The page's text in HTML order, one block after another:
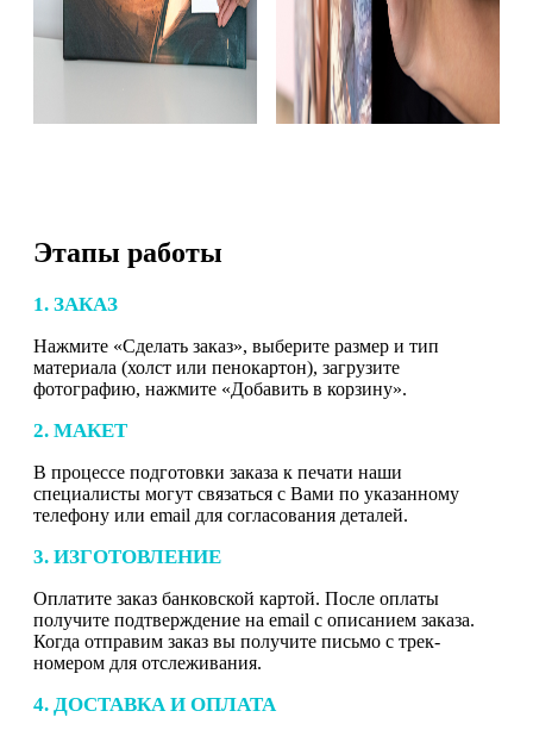
Этапы работы
1. ЗАКАЗ
Нажмите «Сделать заказ», выберите размер и тип
материала (холст или пенокартон), загрузите
фотографию, нажмите «Добавить в корзину».
2. МАКЕТ
В процессе подготовки заказа к печати наши
специалисты могут связаться с Вами по указанному
телефону или email для согласования деталей.
3. ИЗГОТОВЛЕНИЕ
Оплатите заказ банковской картой. После оплаты
получите подтверждение на email с описанием заказа.
Когда отправим заказ вы получите письмо с трек-
номером для отслеживания.
4. ДОСТАВКА И ОПЛАТА